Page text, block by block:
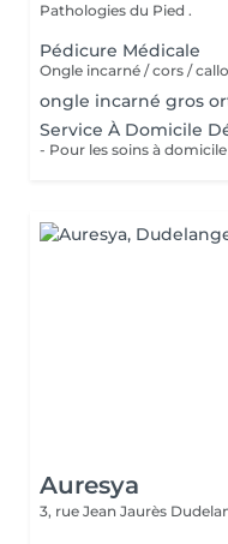
Pathologies du Pied .
Pédicure Médicale
ongle incarné gros
Service À Domicile
Auresya
3, rue Jean Jaurès